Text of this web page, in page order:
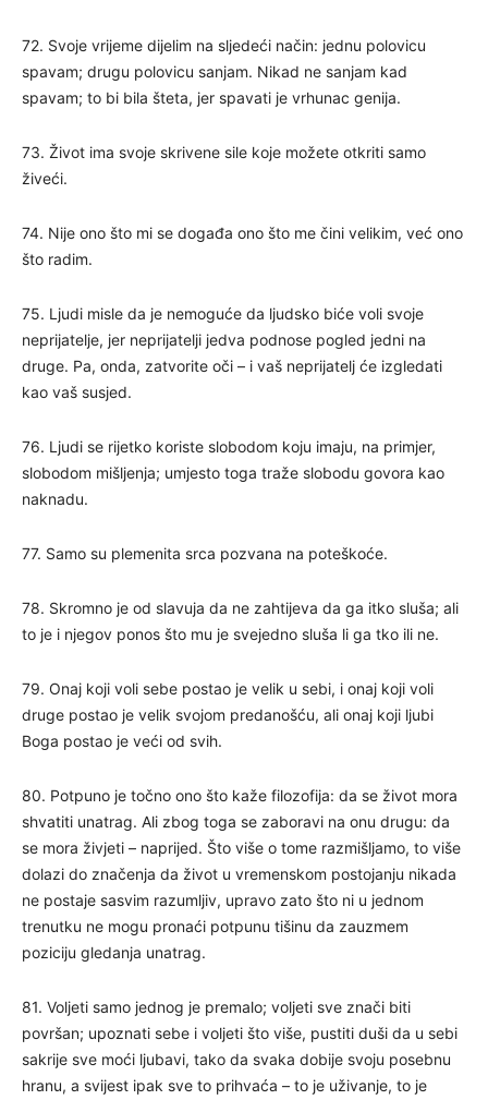
72. Svoje vrijeme dijelim na sljedeći način: jednu polovicu
spavam; drugu polovicu sanjam. Nikad ne sanjam kad
spavam; to bi bila šteta, jer spavati je vrhunac genija.
73. Život ima svoje skrivene sile koje možete otkriti samo
živeći.
74. Nije ono što mi se događa ono što me čini velikim, već ono
što radim.
75. Ljudi misle da je nemoguće da ljudsko biće voli svoje
neprijatelje, jer neprijatelji jedva podnose pogled jedni na
druge. Pa, onda, zatvorite oči – i vaš neprijatelj će izgledati
kao vaš susjed.
76. Ljudi se rijetko koriste slobodom koju imaju, na primjer,
slobodom mišljenja; umjesto toga traže slobodu govora kao
naknadu.
77. Samo su plemenita srca pozvana na poteškoće.
78. Skromno je od slavuja da ne zahtijeva da ga itko sluša; ali
to je i njegov ponos što mu je svejedno sluša li ga tko ili ne.
79. Onaj koji voli sebe postao je velik u sebi, i onaj koji voli
druge postao je velik svojom predanošću, ali onaj koji ljubi
Boga postao je veći od svih.
80. Potpuno je točno ono što kaže filozofija: da se život mora
shvatiti unatrag. Ali zbog toga se zaboravi na onu drugu: da
se mora živjeti – naprijed. Što više o tome razmišljamo, to više
dolazi do značenja da život u vremenskom postojanju nikada
ne postaje sasvim razumljiv, upravo zato što ni u jednom
trenutku ne mogu pronaći potpunu tišinu da zauzmem
poziciju gledanja unatrag.
81. Voljeti samo jednog je premalo; voljeti sve znači biti
površan; upoznati sebe i voljeti što više, pustiti duši da u sebi
sakrije sve moći ljubavi, tako da svaka dobije svoju posebnu
hranu, a svijest ipak sve to prihvaća – to je uživanje, to je